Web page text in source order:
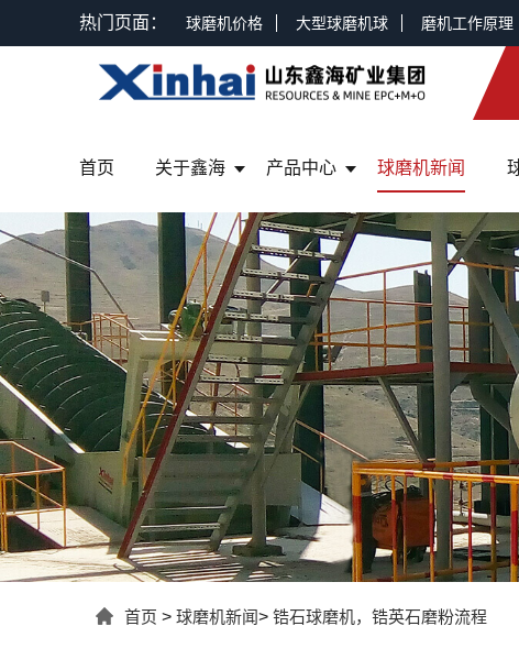
热门页面： 球磨机价格 大型球磨机球 磨机工作原理
首页 关于鑫海 产品中心 球磨机新闻
首页 > 球磨机新闻> 锆石球磨机，锆英石磨粉流程